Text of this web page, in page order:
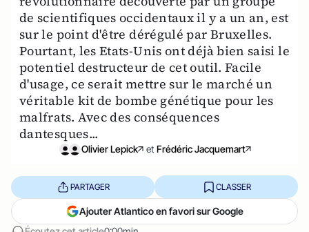
de scientifiques occidentaux il y a un an, est
sur le point d'être dérégulé par Bruxelles.
Pourtant, les Etats-Unis ont déjà bien saisi le
potentiel destructeur de cet outil. Facile
d'usage, ce serait mettre sur le marché un
véritable kit de bombe génétique pour les
malfrats. Avec des conséquences
dantesques...
Olivier Lepick et Frédéric Jacquemart
PARTAGER CLASSER
Ajouter Atlantico en favori sur Google